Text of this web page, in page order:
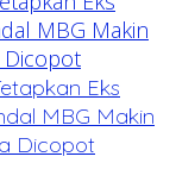
Eks
MBG Makin
Dicopot